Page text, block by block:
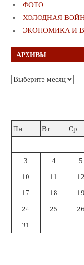
ФОТО
ХОЛОДНАЯ
ЭКОНОМИКА И
АРХИВЫ
Архивы
Пн
Вт Ср
3 4 5
10 11 12
17 18 19
24 25 26
31